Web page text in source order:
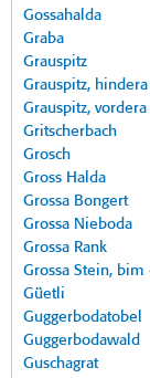
Gossahalda
Graba
Grauspitz
Grauspitz,
Grauspitz, vordera
Gritscherbach
Grosch
Gross Halda
Grossa Bongert
Grossa Nieboda
Grossa Rank
Grossa Stein, bim
Güetli
Guggerbodatobel
Guggerbodawald
Guschagrat